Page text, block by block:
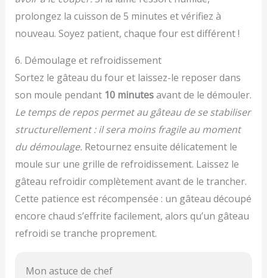
prolongez la cuisson de 5 minutes et vérifiez à
nouveau. Soyez patient, chaque four est différent !
6. Démoulage et refroidissement
Sortez le gâteau du four et laissez-le reposer dans
son moule pendant 10 minutesavant de le démouler.
Le temps de repos permet au gâteau de se stabiliser
structurellement : il sera moins fragile au moment
du démoulage. Retournez ensuite délicatement le
moule sur une grille de refroidissement. Laissez le
gâteau refroidir complètement avant de le trancher.
Cette patience est récompensée : un gâteau découpé
encore chaud s’effrite facilement, alors qu’un gâteau
refroidi se tranche proprement.
Mon astuce de chef